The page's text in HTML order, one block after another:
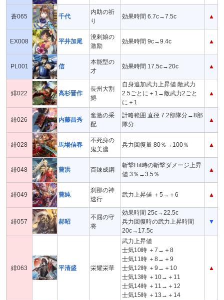
蒼065 千代
内助の祈
り
効果時間 6.7c→7.5c ▲
EX008 平井加尾
溌剌娘の
激励
効果時間 9c→9.4c ▲
PL001 信
本能型の
才
効果時間 17.5c→20c ▲
緋022 高杉晋作
長州大割
拠
自身追加武力上昇値 敵武力
2.5ごとに＋1→敵武力2ごと
に＋1
▲
緋026 内藤昌秀
奮激の采
配
計略範囲 直径 7.2部隊分→8部
隊分
▲
緋028 馬場信春
不死身の
鬼美濃
兵力回復量 80％→100％ ▲
緋048 曹洪 百錬成鋼
斬撃Hit時の斬撃ダメージ上昇
値 3％→3.5％
▲
緋049 曹純
刹那の神
速行
武力上昇値 ＋5→＋6 ▲
緋057 郝昭
不屈の守
将
効果時間 25c→22.5c
兵力回復時の武力上昇時間
20c→17.5c
▼
緋063 平清盛 栄耀栄華
武力上昇値
士気10時 ＋7→＋8
士気11時 ＋8→＋9
士気12時 ＋9→＋10
士気13時 ＋10→＋11
士気14時 ＋11→＋12
士気15時 ＋13→＋14
▲